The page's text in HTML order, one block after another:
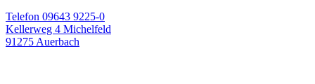
Telefon 09643 9225-0
Kellerweg 4 Michelfeld
91275 Auerbach